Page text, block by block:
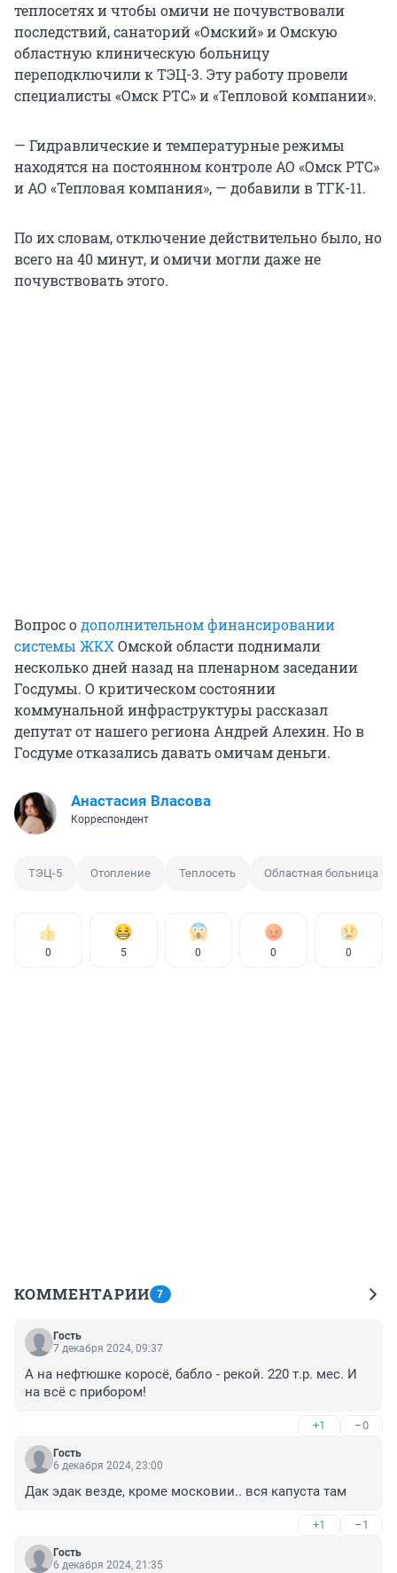
теплосетях и чтобы омичи не почувствовали
последствий, санаторий «Омский» и Омскую
областную клиническую больницу
переподключили к ТЭЦ-3. Эту работу провели
специалисты «Омск РТС» и «Тепловой компании».
— Гидравлические и температурные режимы
находятся на постоянном контроле АО «Омск РТС»
и АО «Тепловая компания», — добавили в ТГК-11.
По их словам, отключение действительно было, но
всего на 40 минут, и омичи могли даже не
почувствовать этого.
Вопрос одополнительном финансировании
системы ЖКХОмской области поднимали
несколько дней назад на пленарном заседании
Госдумы. О критическом состоянии
коммунальной инфраструктуры рассказал
депутат от нашего региона Андрей Алехин. Но в
Госдуме отказались давать омичам деньги.
Анастасия Власова
Корреспондент
ТЭЦ-5 Отопление Теплосеть Областная больница
0 5 0 0 0
КОММЕНТАРИИ 7
Гость
7 декабря 2024, 09:37
А на нефтюшке коросё, бабло - рекой. 220 т.р. мес. И
на всё с прибором!
+1 –0
Гость
6 декабря 2024, 23:00
Дак эдак везде, кроме московии.. вся капуста там
+1 –1
Гость
6 декабря 2024, 21:35